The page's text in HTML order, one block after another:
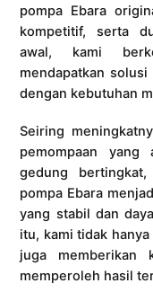
pompa Ebara
kompetitif, serta
awal, kami
mendapatkan
dengan kebutuhan
Seiring
pemompaan
gedung
pompa Ebara
yang stabil dan
itu, kami tidak
juga memberikan
memperoleh hasil